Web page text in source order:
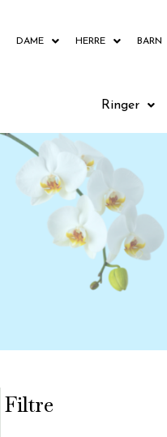
DAME HERRE BARN
Ringer
Filtre